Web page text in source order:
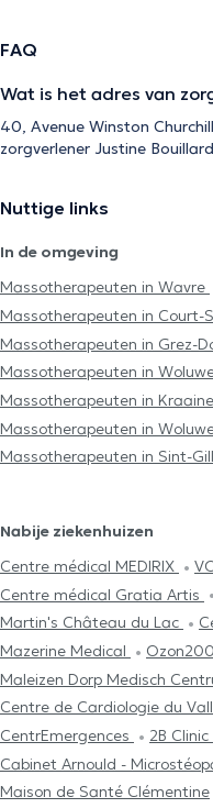
FAQ
Wat is het adres van
40, Avenue Winston
zorgverlener Justine
Nuttige links
In de omgeving
Massotherapeuten in Wavre
Massotherapeuten in Court-
Massotherapeuten in Grez-
Massotherapeuten in
Massotherapeuten in
Massotherapeuten in
Massotherapeuten in Sint-
Nabije ziekenhuizen
Centre médical MEDIRIX
Centre médical Gratia Artis
Martin's Château du Lac
Mazerine Medical
Maleizen Dorp Medisch
Centre de Cardiologie du
CentrEmergences
2B Clinic
Cabinet Arnould -
Maison de Santé Clémentine